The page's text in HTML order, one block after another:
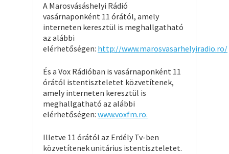
A Marosvásáshelyi Rádió
vasárnaponként 11 órától, amely
interneten keresztül is meghallgatható
az alábbi
elérhetőségen: http://www.marosvasarhelyiradio.ro/
És a Vox Rádióban is vasárnaponként 11
órától istentiszteletet közvetítenek,
amely interneten keresztül is
meghallgatható az alábbi
elérhetőségen: www.voxfm.ro.
Illetve 11 órától az Erdély Tv-ben
közvetítenek unitárius istentiszteletet.